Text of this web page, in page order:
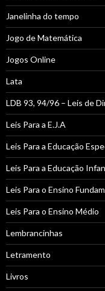
Janelinha do tempo
Jogo de Matemática
Jogos Online
Lata
LDB 93, 94/96 – Leis de
Leis Para a E.J.A
Leis Para a Educação
Leis Para a Educação
Leis Para o Ensino
Leis Para o Ensino Médio
Lembrancinhas
Letramento
Livros